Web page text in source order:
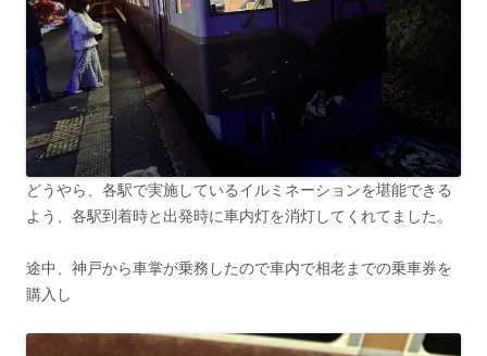
どうやら、各駅で実施しているイルミネーションを堪能できる
よう、各駅到着時と出発時に車内灯を消灯してくれてました。
途中、神戸から車掌が乗務したので車内で相老までの乗車券を
購入し